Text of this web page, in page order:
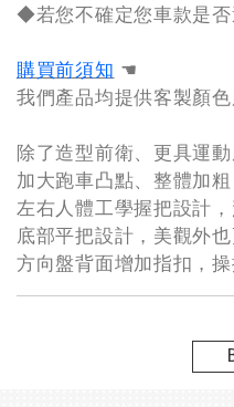
◆若您不確定您車款是
購買前須知 ☚
我們產品均提供客製顏色
除了造型前衛、更具運
加大跑車凸點、整體加粗
左右人體工學握把設計，
底部平把設計，美觀外也
方向盤背面增加指扣，操